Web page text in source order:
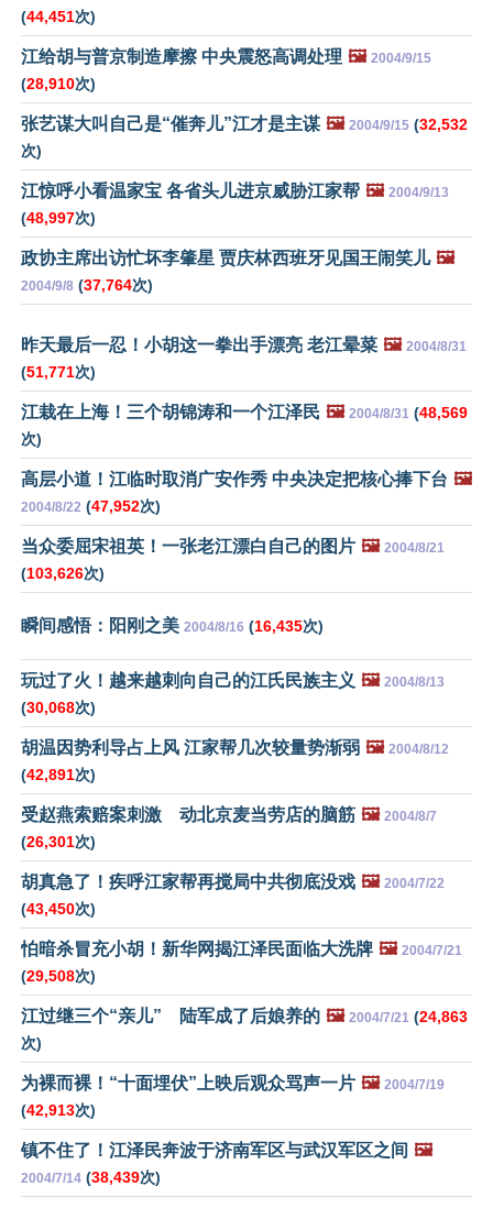
(44,451次)
江给胡与普京制造摩擦 中央震怒高调处理 🖼️ 2004/9/15
(28,910次)
张艺谋大叫自己是“催奔儿”江才是主谋 🖼️ 2004/9/15 (32,532
次)
江惊呼小看温家宝 各省头儿进京威胁江家帮 🖼️ 2004/9/13
(48,997次)
政协主席出访忙坏李肇星 贾庆林西班牙见国王闹笑儿 🖼️
2004/9/8 (37,764次)
昨天最后一忍！小胡这一拳出手漂亮 老江晕菜 🖼️ 2004/8/31
(51,771次)
江栽在上海！三个胡锦涛和一个江泽民 🖼️ 2004/8/31 (48,569
次)
高层小道！江临时取消广安作秀 中央决定把核心捧下台 🖼️
2004/8/22 (47,952次)
当众委屈宋祖英！一张老江漂白自己的图片 🖼️ 2004/8/21
(103,626次)
瞬间感悟：阳刚之美 2004/8/16 (16,435次)
玩过了火！越来越刺向自己的江氏民族主义 🖼️ 2004/8/13
(30,068次)
胡温因势利导占上风 江家帮几次较量势渐弱 🖼️ 2004/8/12
(42,891次)
受赵燕索赔案刺激 动北京麦当劳店的脑筋 🖼️ 2004/8/7
(26,301次)
胡真急了！疾呼江家帮再搅局中共彻底没戏 🖼️ 2004/7/22
(43,450次)
怕暗杀冒充小胡！新华网揭江泽民面临大洗牌 🖼️ 2004/7/21
(29,508次)
江过继三个“亲儿” 陆军成了后娘养的 🖼️ 2004/7/21 (24,863
次)
为裸而裸！“十面埋伏”上映后观众骂声一片 🖼️ 2004/7/19
(42,913次)
镇不住了！江泽民奔波于济南军区与武汉军区之间 🖼️
2004/7/14 (38,439次)